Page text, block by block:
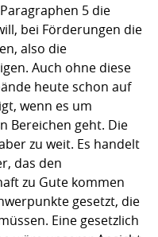
5 die
bei Förderungen die
also die
Auch ohne diese
heute schon auf
wenn es um
Bereichen geht. Die
zu weit. Es handelt
das den
zu Gute kommen
gesetzt, die
Eine gesetzlich